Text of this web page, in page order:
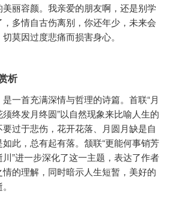
丽容颜。我亲爱的朋友啊，还是别学
多情自古伤离别，你还年少，未来会
莫因过度悲痛而损害身心。
析
是一首充满深情与哲理的诗篇。首联“月
终发月终圆”以自然现象来比喻人生的
过于悲伤，花开花落、月圆月缺是自
此，总有起有落。颔联“更能何事销芳
”进一步深化了这一主题，表达了作者
的理解，同时暗示人生短暂，美好的